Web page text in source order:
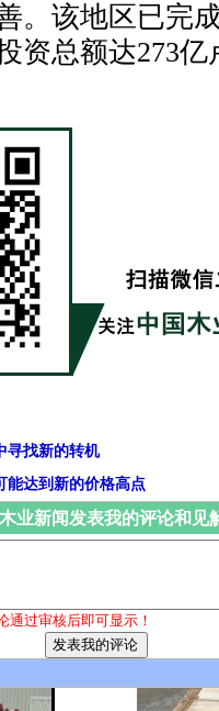
。该地区已完
资总额达273
寻找新的转机
能达到新的价格高点
业新闻发表我的评论和见
通过审核后即可显示！